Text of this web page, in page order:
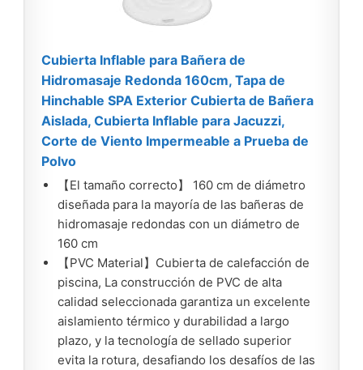
Cubierta Inflable para Bañera de
Hidromasaje Redonda 160cm, Tapa de
Hinchable SPA Exterior Cubierta de Bañera
Aislada, Cubierta Inflable para Jacuzzi,
Corte de Viento Impermeable a Prueba de
Polvo
【El tamaño correcto】 160 cm de diámetro
diseñada para la mayoría de las bañeras de
hidromasaje redondas con un diámetro de
160 cm
【PVC Material】Cubierta de calefacción de
piscina, La construcción de PVC de alta
calidad seleccionada garantiza un excelente
aislamiento térmico y durabilidad a largo
plazo, y la tecnología de sellado superior
evita la rotura, desafiando los desafíos de las